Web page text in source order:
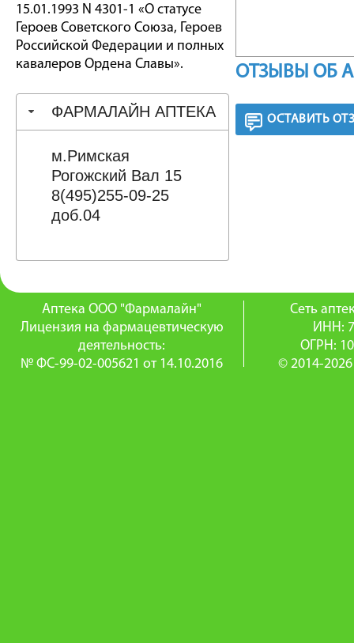
15.01.1993 N 4301-1 «О статусе
Героев Советского Союза, Героев
Российской Федерации и полных
кавалеров Ордена Славы».
ФАРМАЛАЙН АПТЕКА
м.Римская
Рогожский Вал 15
8(495)255-09-25
доб.04
ОТЗЫВЫ ОБ
ОСТАВИТЬ
Аптека ООО "Фармалайн"
Лицензия на фармацевтическую
деятельность:
№ ФС-99-02-005621 от 14.10.2016
Сеть
ИНН:
ОГРН:
© 2014-